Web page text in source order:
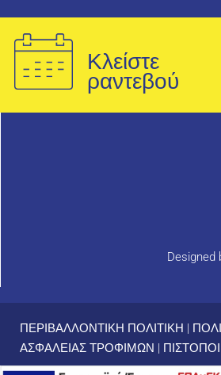
Κλείστε
ραντεβού
Designed
ΠΕΡΙΒΑΛΛΟΝΤΙΚΗ ΠΟΛΙΤΙΚΗ |
ΑΣΦΑΛΕΙΑΣ ΤΡΟΦΙΜΩΝ |